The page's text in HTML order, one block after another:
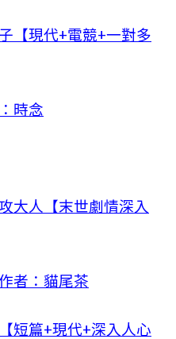
【現代+電競+一對多
時念
大人【末世劇情深入
者：貓尾茶
短篇+現代+深入人心